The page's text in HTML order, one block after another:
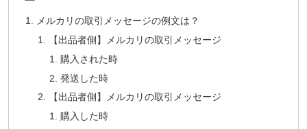
メルカリの取引メッセージの例文は？
【出品者側】メルカリの取引メッセージ
購入された時
発送した時
【出品者側】メルカリの取引メッセージ
購入した時